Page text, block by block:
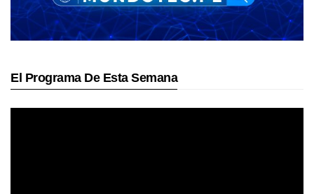
El Programa De Esta Semana